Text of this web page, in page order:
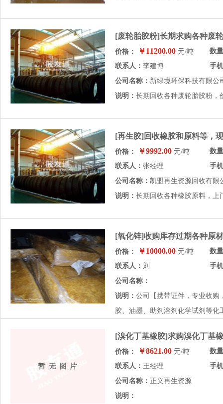
[废轮胎胶粉]长期求购各种废
价格： ￥11200.00 元/吨
数
联系人： 李建博
手
公司名称： 新绿境环保科技有限公
说明： 长期回收各种废轮胎胶粉，
[再生胶]回收橡胶和原料等，
价格： ￥9992.00 元/吨
数
联系人： 张经理
手
公司名称： 凯盟再生资源回收有限
说明： 长期回收各种橡胶原料，上
[氧化锌]收购库存过期各种原
价格： ￥10000.00 元/吨
数
联系人： 刘
手
公司名称：
说明： 公司【携带证件，专业收购
胶、油墨、助剂溶剂化学试剂等
[溴化丁基橡胶]求购溴化丁基
价格： ￥8621.00 元/吨
数
联系人： 王经理
手
公司名称： 正义再生资源
说明：